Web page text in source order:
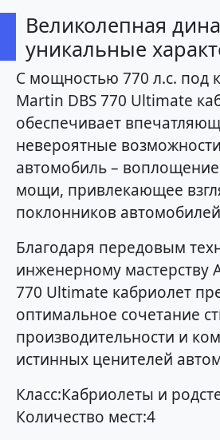
Великолепная
уникальные
С мощностью 770 л.с. под
Martin DBS 770 Ultimate
обеспечивает
невероятные
автомобиль – воплощение
мощи, привлекающее
поклонников
Благодаря передовым
инженерному мастерству
770 Ultimate кабриолет
оптимальное сочетание
производительности и
истинных ценителей
Класс:Кабриолеты и
Количество мест:4